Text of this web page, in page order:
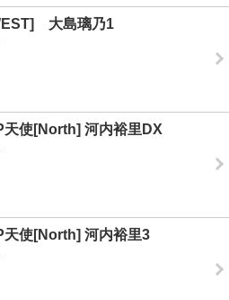
大島璃乃1
天使[North] 河内裕里DX
天使[North] 河内裕里3